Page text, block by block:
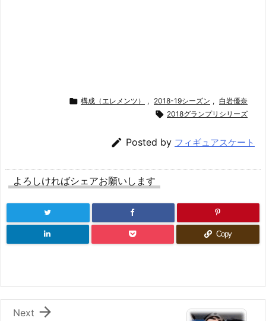
 構成（エレメンツ） , 2018-19シーズン , 白岩優奈
 2018グランプリシリーズ
 Posted by フィギュアスケート
よろしければシェアお願いします
Copy

Next